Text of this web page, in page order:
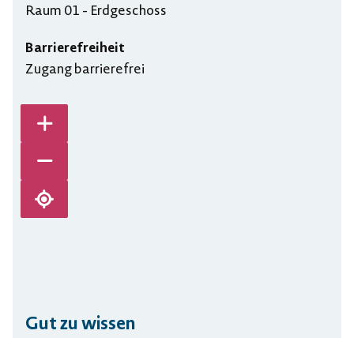
Raum 01 - Erdgeschoss
Barrierefreiheit
Zugang barrierefrei
Karte vergrößern
Karte zentrieren
Gut zu wissen